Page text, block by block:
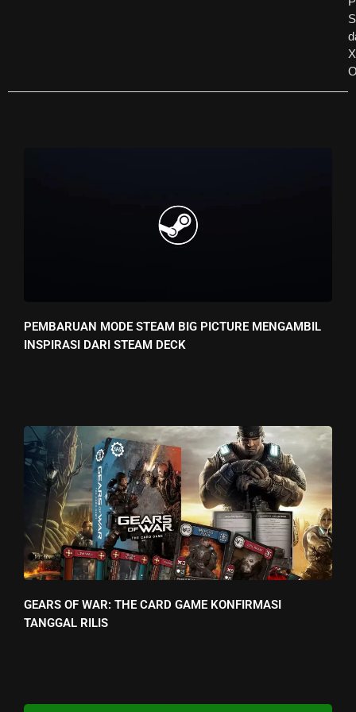
PEMBARUAN MODE STEAM BIG PICTURE MENGAMBIL
INSPIRASI DARI STEAM DECK
GEARS OF WAR: THE CARD GAME KONFIRMASI
TANGGAL RILIS